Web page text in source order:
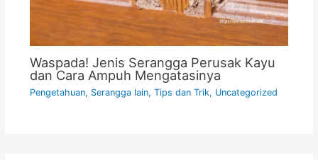
Waspada! Jenis Serangga Perusak Kayu
dan Cara Ampuh Mengatasinya
Pengetahuan, Serangga lain, Tips dan Trik, Uncategorized